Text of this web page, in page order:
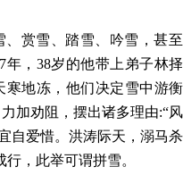
赏雪、踏雪、吟雪，甚至
年，38岁的他带上弟子林择
寒地冻，他们决定雪中游衡
加劝阻，摆出诸多理由:“风
自爱惜。洪涛际天，溺马杀
，此举可谓拼雪。